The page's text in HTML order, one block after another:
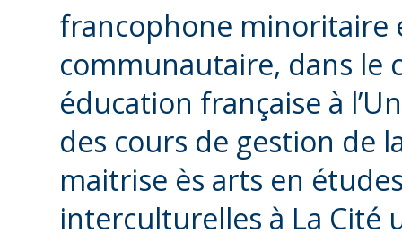
francophone minoritaire
communautaire, dans le
éducation française à
des cours de gestion de
maitrise ès arts en
interculturelles à La